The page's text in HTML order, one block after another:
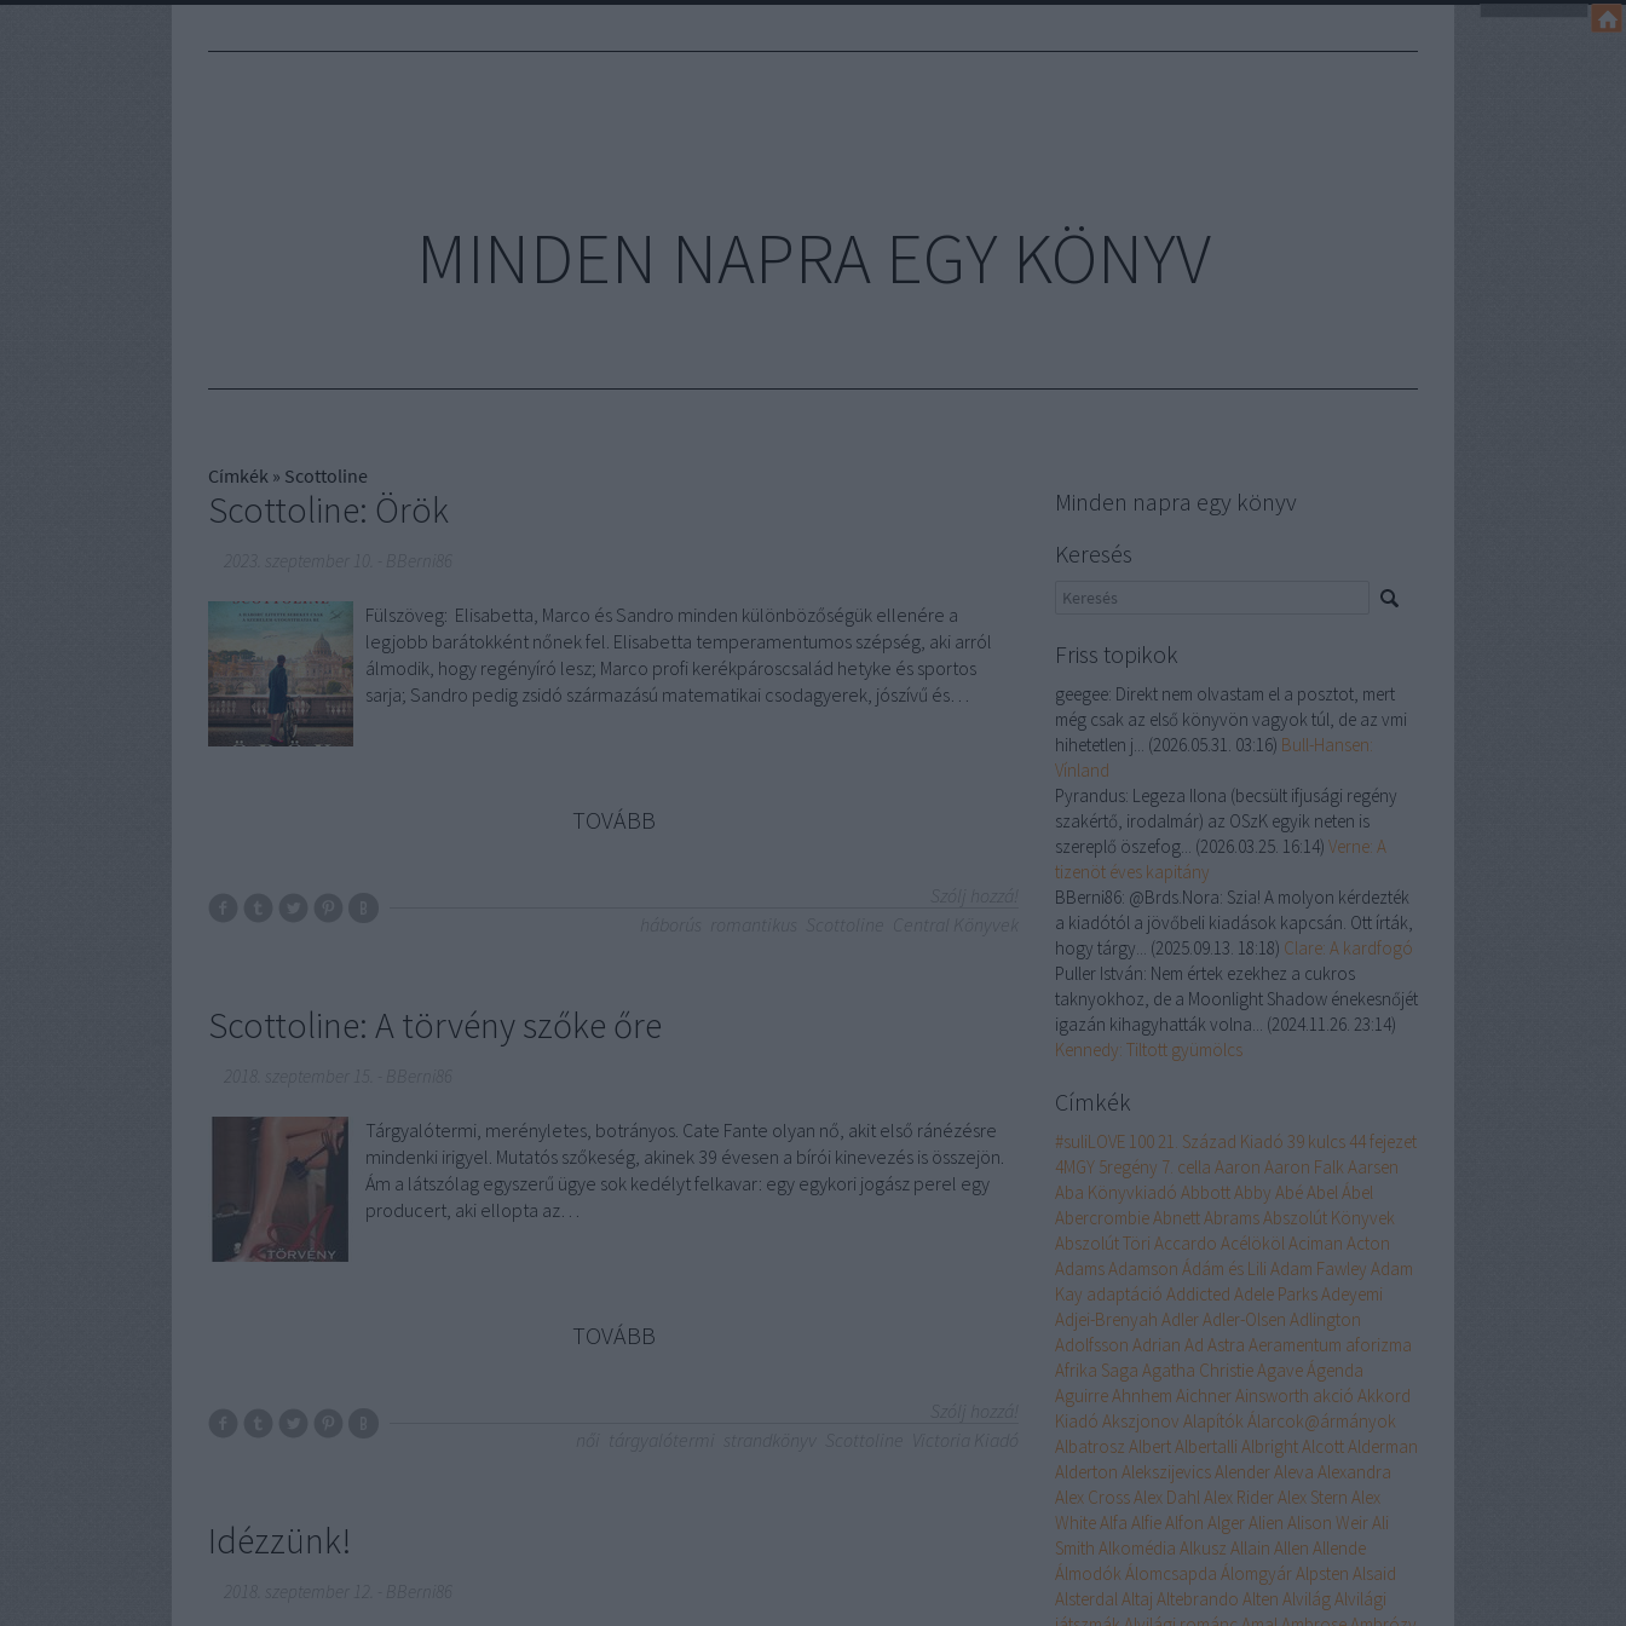
MINDEN NAPRA EGY KÖNYV
Címkék » Scottoline
Scottoline: Örök
Fülszöveg: Elisabetta, Marco és Sandro minden különbözőségük ellenére a
legjobb barátokként nőnek fel. Elisabetta temperamentumos szépség, aki arról
álmodik, hogy regényíró lesz; Marco profi kerékpároscsalád hetyke és sportos
sarja; Sandro pedig zsidó származású matematikai csodagyerek, jószívű és…
TOVÁBB
Scottoline: A törvény szőke őre
Tárgyalótermi, merényletes, botrányos. Cate Fante olyan nő, akit első ránézésre
mindenki irigyel. Mutatós szőkeség, akinek 39 évesen a bírói kinevezés is összejön.
Ám a látszólag egyszerű ügye sok kedélyt felkavar: egy egykori jogász perel egy
producert, aki ellopta az…
TOVÁBB
Idézzünk!
Minden napra egy könyv
Keresés
Friss topikok
geegee: Direkt nem olvastam el a posztot, mert
még csak az első könyvön vagyok túl, de az vmi
hihetetlen j... (2026.05.31. 03:16) Bull-Hansen:
Vínland
Pyrandus: Legeza Ilona (becsült ifjusági regény
szakértő, irodalmár) az OSzK egyik neten is
szereplő öszefog... (2026.03.25. 16:14) Verne: A
tizenöt éves kapitány
BBerni86: @Brds.Nora: Szia! A molyon kérdezték
a kiadótól a jövőbeli kiadások kapcsán. Ott írták,
hogy tárgy... (2025.09.13. 18:18) Clare: A kardfogó
Puller István: Nem értek ezekhez a cukros
taknyokhoz, de a Moonlight Shadow énekesnőjét
igazán kihagyhatták volna... (2024.11.26. 23:14)
Kennedy: Tiltott gyümölcs
Címkék
#suliLOVE 100 21. Század Kiadó 39 kulcs 44 fejezet
4MGY 5regény 7. cella Aaron Aaron Falk Aarsen
Aba Könyvkiadó AbbottAbby AbéAbelÁbel
AbercrombieAbnettAbramsAbszolút Könyvek
Abszolút Töri Accardo AcélökölAciman Acton
AdamsAdamson Ádám és Lili Adam Fawley Adam
Kay adaptáció Addicted Adele ParksAdeyemi
Adjei-Brenyah AdlerAdler-Olsen Adlington
Adolfsson Adrian Ad Astra Aeramentum aforizma
Afrika Saga Agatha ChristieAgaveÁgenda
AguirreAhnhem AichnerAinsworth akció Akkord
Kiadó Akszjonov Alapítók Álarcok@ármányok
Albatrosz AlbertAlbertalli AlbrightAlcottAlderman
Alderton AlekszijevicsAlenderAleva Alexandra
Alex CrossAlex DahlAlex RiderAlex Stern Alex
WhiteAlfa AlfieAlfon AlgerAlien Alison WeirAli
Smith Alkomédia Alkusz Allain Allen Allende
Álmodók Álomcsapda ÁlomgyárAlpsten Alsaid
AlsterdalAltaj Altebrando Alten AlvilágAlvilági